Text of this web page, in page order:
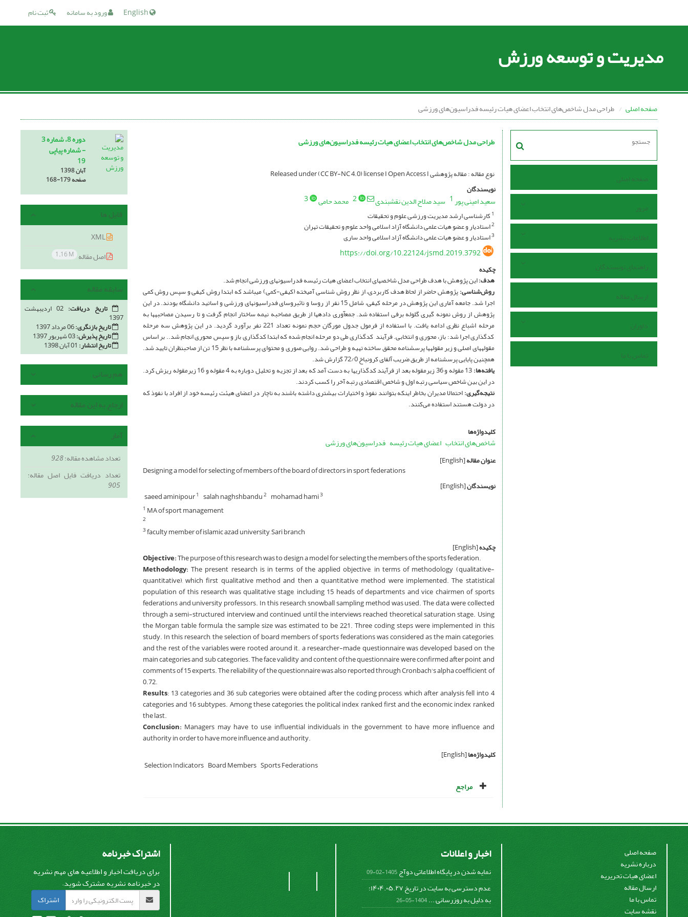
ثبت نام ورود به سامانه
مدیریت و توسعه ورزش
صفحه اصلی طراحی مدل شاخص‌های انتخاب اعضای هیات رئیسه فدراسیون‌های ورزشی
صفحه اصلی
مرور
اطلاعات نشریه
راهنمای نویسندگان
ارسال مقاله
داوران
تماس با ما
طراحی مدل شاخص‌های انتخاب اعضای هیات رئیسه فدراسیون‌های ورزشی
نوع مقاله : مقاله پژوهشی Released under (CC BY-NC 4.0) license I Open Access I
نویسندگان
سعید امینی پور1 سید صلاح الدین نقشبندی 2 محمد حامی 3
1کارشناسی ارشد مدیریت ورزشی علوم و تحقیقات
2استادیار و عضو هیات علمی دانشگاه آزاد اسلامی واحد علوم و تحقیقات تهران
3استادیار و عضو هیات علمی دانشگاه آزاد اسلامی واحد ساری
https://doi.org/10.22124/jsmd.2019.3792
چکیده
هدف:این پژوهش با هدف طراحی مدل شاخص­های انتخاب اعضای هیات رئیسه فدراسیون­های ورزشی انجام شد.
روش‌شناسی:پژوهش حاضر از لحاظ هدف کاربردی، از نظر روش شناسی آمیخته (کیفی-کمی) می­باشد که ابتدا روش کیفی و سپس روش کمی
اجرا شد. جامعه آماری این پژوهش در مرحله کیفی، شامل 15 نفر از روسا و نائب­روسای فدراسیون­های ورزشی و اساتید دانشگاه بودند. در این
پژوهش از روش نمونه گیری گلوله برفی استفاده شد. جمع­آوری داده­ها از طریق مصاحبه نیمه ساختار انجام گرفت و تا رسیدن مصاحبه­ها به
مرحله اشباع نظری ادامه یافت. با استفاده از فرمول جدول مورگان حجم نمونه تعداد 221 نفر برآورد گردید. در این پژوهش سه مرحله
کدگذاری اجرا شد: باز، محوری و انتخابی. فرآیند کدگذاری طی دو مرحله انجام شده که ابتدا کدگذاری باز و سپس محوری انجام شد.. بر اساس
مقوله­های اصلی و زیر مقوله­ها پرسشنامه محقق ساخته تهیه و طراحی شد. روایی صوری و محتوای پرسشنامه با نظر 15 تن از صاحب­نظران تایید شد.
همچنین پایایی پرسشنامه از طریق ضریب آلفای کرونباخ 72/0 گزارش شد.
یافته‌ها:
13 مقوله و 36 زیرمقوله بعد از فرآیند کدگذاری­ها به دست آمد که بعد از تجزیه و تحلیل دوباره به 4 مقوله و 16 زیرمقوله ریزش کرد.
در این بین شاخص سیاسی رتبه اول و شاخص اقتصادی رتبه آخر را کسب کردند.
نتیجه‌گیری:احتمالا مدیران بخاطر اینکه بتوانند نفوذ و اختیارات بیشتری داشته باشند به ناچار در اعضای هیئت رئیسه خود از افراد با نفوذ که
در دولت هستند استفاده می‌کنند.
کلیدواژه‌ها
شاخص‌­های انتخاب اعضای هیات رئیسه فدراسیون‌­های ورزشی
عنوان مقاله[English]
Designing a model for selecting of members of the board of directors in sport federations
نویسندگان[English]
saeed aminipour1 salah naghshbandu2 mohamad hami3
1 MA of sport management
2
3faculty member of islamic azad university, Sari branch
چکیده[English]
Objective:The purpose of this research was to design a model for selecting the members of the sports federation.
Methodology: The present research is in terms of the applied objective, in terms of methodology (qualitative-
quantitative), which first qualitative method and then a quantitative method were implemented. The statistical
population of this research was qualitative stage, including 15 heads of departments and vice chairmen of sports
federations and university professors. In this research, snowball sampling method was used. The data were collected
through a semi-structured interview and continued until the interviews reached theoretical saturation stage. Using
the Morgan table formula, the sample size was estimated to be 221. Three coding steps were implemented in this
study. In this research, the selection of board members of sports federations was considered as the main categories,
and the rest of the variables were rooted around it. a researcher-made questionnaire was developed based on the
main categories and sub categories. The face validity and content of the questionnaire were confirmed after point and
comments of 15 experts. The reliability of the questionnaire was also reported through Cronbach's alpha coefficient of
0.72.
Results: 13 categories and 36 sub categories were obtained after the coding process, which after analysis fell into 4
categories and 16 subtypes. Among these categories, the political index ranked first and the economic index ranked
the last.
Conclusion: Managers may have to use influential individuals in the government to have more influence and
authority in order to have more influence and authority.
کلیدواژه‌ها[English]
Selection Indicators Board Members Sports Federations
مراجع
دوره 8، شماره 3
- شماره پیاپی
19
آبان 1398
صفحه168-179
فایل ها
XML
اصل مقاله 1.16 M
سابقه مقاله
تاریخ دریافت: 02 اردیبهشت
1397
تاریخ بازنگری:06 مرداد 1397
تاریخ پذیرش:03 شهریور 1397
تاریخ انتشار:
هم رسانی
ارجاع به این مقاله
آمار
تعداد مشاهده مقاله:928
تعداد دریافت فایل اصل مقاله:
905
صفحه اصلی
درباره نشریه
اعضای هیات تحریریه
ارسال مقاله
تماس با ما
نقشه سایت
اخبار و اعلانات
نمایه شدن در پایگاه اطلاعاتی دوآج 1405-02-09
عدم دسترسی به سایت در تاریخ ۱۴۰۴.۰۵.۲۷؛
به دلیل به روزرسانی ... 1404-05-26
اشتراک خبرنامه
برای دریافت اخبار و اطلاعیه های مهم نشریه
در خبرنامه نشریه مشترک شوید.
اشتراک